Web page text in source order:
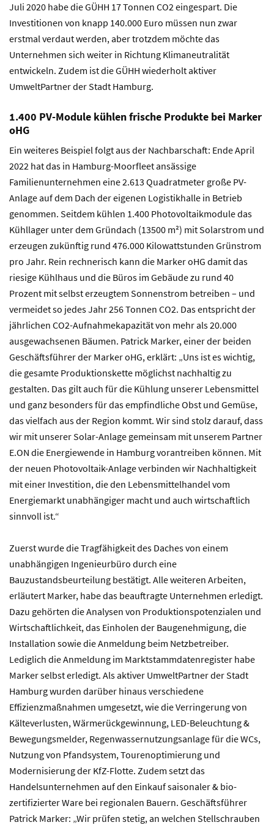
Juli 2020 habe die GÜHH 17 Tonnen CO2 eingespart. Die
Investitionen von knapp 140.000 Euro müssen nun zwar
erstmal verdaut werden, aber trotzdem möchte das
Unternehmen sich weiter in Richtung Klimaneutralität
entwickeln. Zudem ist die GÜHH wiederholt aktiver
UmweltPartner der Stadt Hamburg.
1.400 PV-Module kühlen frische Produkte bei Marker
oHG
Ein weiteres Beispiel folgt aus der Nachbarschaft: Ende April
2022 hat das in Hamburg-Moorfleet ansässige
Familienunternehmen eine 2.613 Quadratmeter große PV-
Anlage auf dem Dach der eigenen Logistikhalle in Betrieb
genommen. Seitdem kühlen 1.400 Photovoltaikmodule das
Kühllager unter dem Gründach (13500 m²) mit Solarstrom und
erzeugen zukünftig rund 476.000 Kilowattstunden Grünstrom
pro Jahr. Rein rechnerisch kann die Marker oHG damit das
riesige Kühlhaus und die Büros im Gebäude zu rund 40
Prozent mit selbst erzeugtem Sonnenstrom betreiben – und
vermeidet so jedes Jahr 256 Tonnen CO2. Das entspricht der
jährlichen CO2-Aufnahmekapazität von mehr als 20.000
ausgewachsenen Bäumen. Patrick Marker, einer der beiden
Geschäftsführer der Marker oHG, erklärt: „Uns ist es wichtig,
die gesamte Produktionskette möglichst nachhaltig zu
gestalten. Das gilt auch für die Kühlung unserer Lebensmittel
und ganz besonders für das empfindliche Obst und Gemüse,
das vielfach aus der Region kommt. Wir sind stolz darauf, dass
wir mit unserer Solar-Anlage gemeinsam mit unserem Partner
E.ON die Energiewende in Hamburg vorantreiben können. Mit
der neuen Photovoltaik-Anlage verbinden wir Nachhaltigkeit
mit einer Investition, die den Lebensmittelhandel vom
Energiemarkt unabhängiger macht und auch wirtschaftlich
sinnvoll ist.“
Zuerst wurde die Tragfähigkeit des Daches von einem
unabhängigen Ingenieurbüro durch eine
Bauzustandsbeurteilung bestätigt. Alle weiteren Arbeiten,
erläutert Marker, habe das beauftragte Unternehmen erledigt.
Dazu gehörten die Analysen von Produktionspotenzialen und
Wirtschaftlichkeit, das Einholen der Baugenehmigung, die
Installation sowie die Anmeldung beim Netzbetreiber.
Lediglich die Anmeldung im Marktstammdatenregister habe
Marker selbst erledigt. Als aktiver UmweltPartner der Stadt
Hamburg wurden darüber hinaus verschiedene
Effizienzmaßnahmen umgesetzt, wie die Verringerung von
Kälteverlusten, Wärmerückgewinnung, LED-Beleuchtung &
Bewegungsmelder, Regenwassernutzungsanlage für die WCs,
Nutzung von Pfandsystem, Tourenoptimierung und
Modernisierung der KfZ-Flotte. Zudem setzt das
Handelsunternehmen auf den Einkauf saisonaler & bio-
zertifizierter Ware bei regionalen Bauern. Geschäftsführer
Patrick Marker: „Wir prüfen stetig, an welchen Stellschrauben